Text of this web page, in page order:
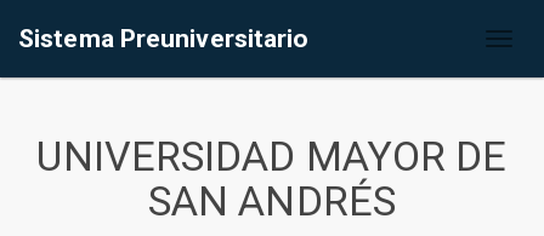
Sistema Preuniversitario
UNIVERSIDAD MAYOR DE
SAN ANDRÉS